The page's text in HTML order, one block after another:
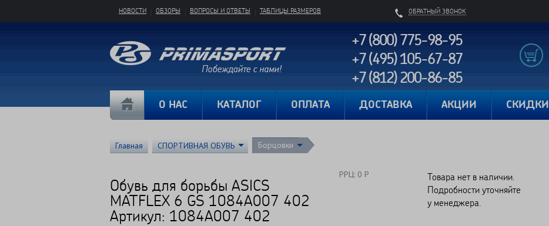
ОБРАТНЫЙ ЗВОНОК
НОВОСТИ ОБЗОРЫ ВОПРОСЫ И ОТВЕТЫ ТАБЛИЦЫ РАЗМЕРОВ
+7 (800) 775-98-95
+7 (495) 105-67-87
+7 (812) 200-86-85
О НАС КАТАЛОГ ОПЛАТА ДОСТАВКА АКЦИИ СКИДКИ
Главная СПОРТИВНАЯ ОБУВЬ Борцовки
Обувь для борьбы ASICS
MATFLEX 6 GS 1084A007 402
Артикул: 1084A007 402
РРЦ: 0 Р
Товара нет в наличии.
Подробности уточняйте
у менеджера.